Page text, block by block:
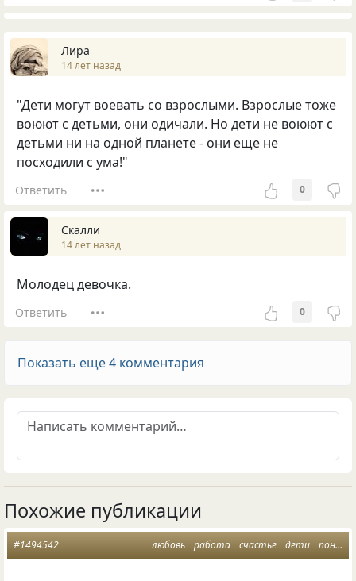
Лира
14 лет назад
"Дети могут воевать со взрослыми. Взрослые тоже
воюют с детьми, они одичали. Но дети не воюют с
детьми ни на одной планете - они еще не
посходили с ума!"
Ответить 0
Скалли
14 лет назад
Молодец девочка.
Ответить 0
Показать еще 4 комментария
Похожие публикации
любовь работа счастье дети понимание
#1494542